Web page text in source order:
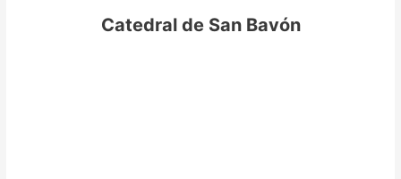
Catedral de San Bavón